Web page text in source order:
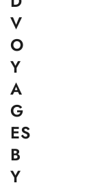
V
O
Y
A
G
ES
B
Y